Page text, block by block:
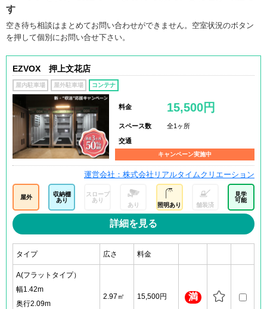
す
空き待ち相談はまとめてお問い合わせができません。空室状況のボタン
を押して個別にお問い合せ下さい。
EZVOX 押上文花店
屋内駐車場 屋外駐車場 コンテナ
料金 15,500円
スペース数 全1ヶ所
交通
キャンペーン実施中
運営会社：株式会社リアルタイムクリエーション
屋外
収納棚
あり
スロープ
あり
あり 照明あり 舗装済
見学
可能
詳細を見る
タイプ 広さ 料金
A(フラットタイプ）
幅1.42m
奥行2.09m
2.97㎡ 15,500円 満